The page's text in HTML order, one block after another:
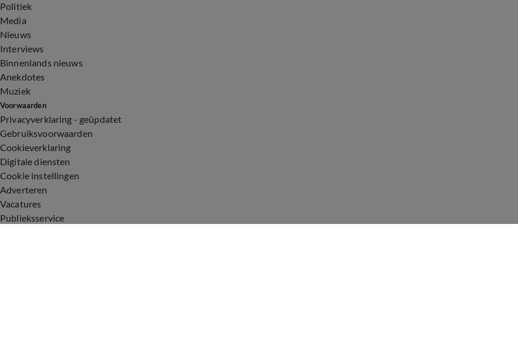
Politiek
Media
Nieuws
Interviews
Binnenlands nieuws
Anekdotes
Muziek
Voorwaarden
Privacyverklaring - geüpdatet
Gebruiksvoorwaarden
Cookieverklaring
Digitale diensten
Cookie instellingen
Adverteren
Vacatures
Publieksservice